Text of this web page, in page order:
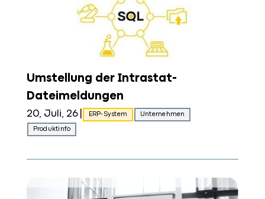
Umstellung der Intrastat-
Dateimeldungen
20, Juli, 26 ERP-System Unternehmen
Produktinfo